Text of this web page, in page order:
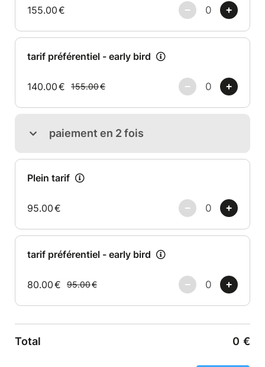
155.00€
tarif préférentiel - early bird
140.00€ 155.00€
paiement en 2 fois
Plein tarif
95.00€
tarif préférentiel - early bird
80.00€ 95.00€
Total 0 €